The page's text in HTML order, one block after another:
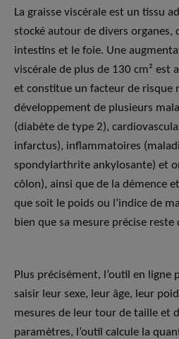
La graisse viscérale est un tissu
stocké autour de divers organes,
intestins et le foie. Une
viscérale de plus de 130 cm² est
et constitue un facteur de risque
développement de plusieurs
(diabète de type 2),
infarctus), inflammatoires
spondylarthrite ankylosante) et
côlon), ainsi que de la démence
que soit le poids ou l’indice de
bien que sa mesure précise reste
Plus précisément, l’outil en
saisir leur sexe, leur âge, leur
mesures de leur tour de taille et
paramètres, l’outil calcule la